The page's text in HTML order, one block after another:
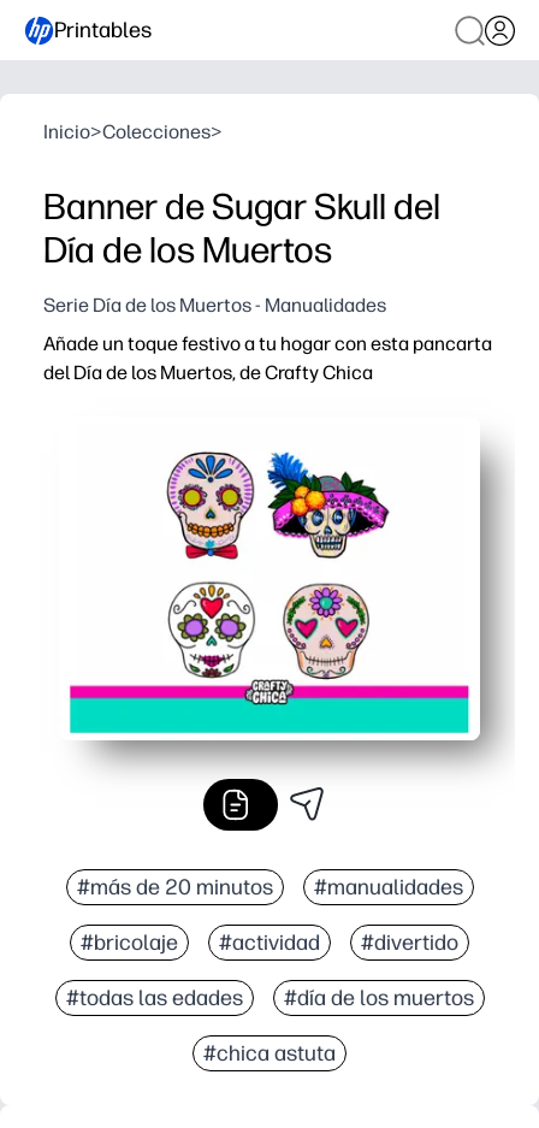
Printables
Inicio>Colecciones>
Banner de Sugar Skull del
Día de los Muertos
Serie Día de los Muertos - Manualidades
Añade un toque festivo a tu hogar con esta pancarta
del Día de los Muertos, de Crafty Chica
#más de 20 minutos #manualidades
#bricolaje #actividad #divertido
#todas las edades #día de los muertos
#chica astuta